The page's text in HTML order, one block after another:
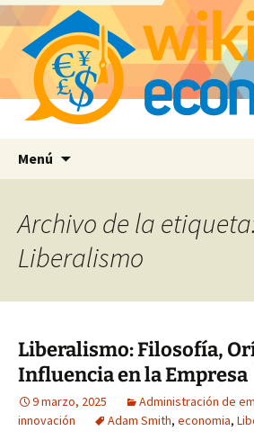
Menú
Archivo de la
Liberalismo
Liberalismo: Filosofía,
Influencia en la Empresa
9 marzo, 2025
Administración de
innovación
Adam Smith, economia,